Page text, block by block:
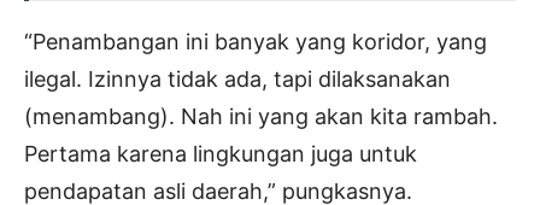
“Penambangan ini banyak yang koridor, yang
ilegal. Izinnya tidak ada, tapi dilaksanakan
(menambang). Nah ini yang akan kita rambah.
Pertama karena lingkungan juga untuk
pendapatan asli daerah,” pungkasnya.